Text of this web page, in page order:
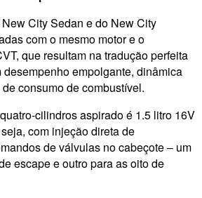
City Sedan e do New City
com o mesmo motor e o
que resultam na tradução perfeita
empolgante, dinâmica
consumo de combustível.
cilindros aspirado é 1.5 litro 16V
com injeção direta de
de válvulas no cabeçote – um
escape e outro para as oito de